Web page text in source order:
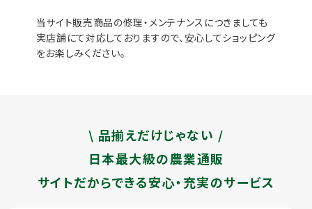
当サイト販売商品の修理・メンテナンスにつきましても
実店舗にて対応しておりますので、安心してショッピング
をお楽しみください。
\ 品揃えだけじゃない /
日本最大級の農業通販
サイトだからできる安心・充実のサービス